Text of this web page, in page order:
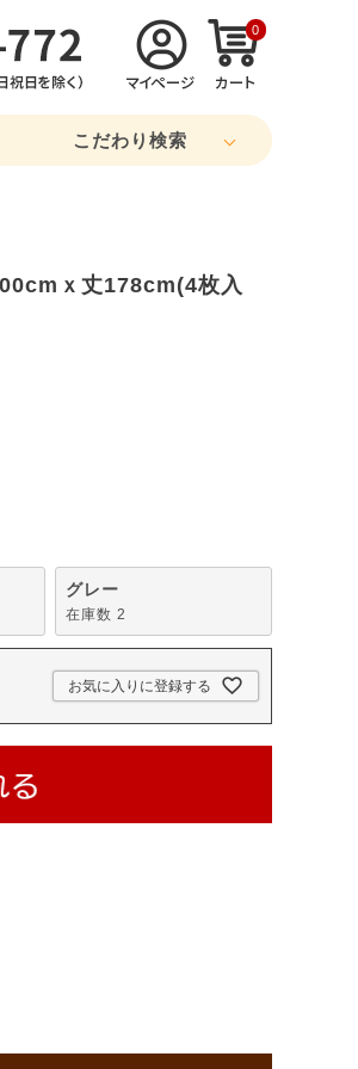
0
こだわり検索
ｘ丈178cm(4枚入
グレー
在庫数 2
お気に入りに登録する